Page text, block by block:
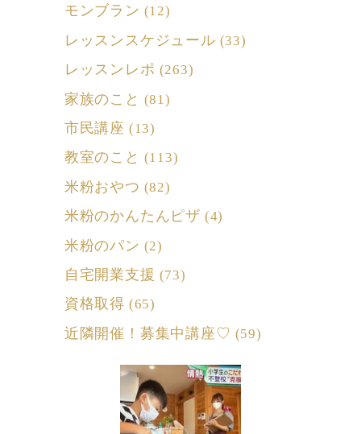
モンブラン (12)
レッスンスケジュール (33)
レッスンレポ (263)
家族のこと (81)
市民講座 (13)
教室のこと (113)
米粉おやつ (82)
米粉のかんたんピザ (4)
米粉のパン (2)
自宅開業支援 (73)
資格取得 (65)
近隣開催！募集中講座♡ (59)